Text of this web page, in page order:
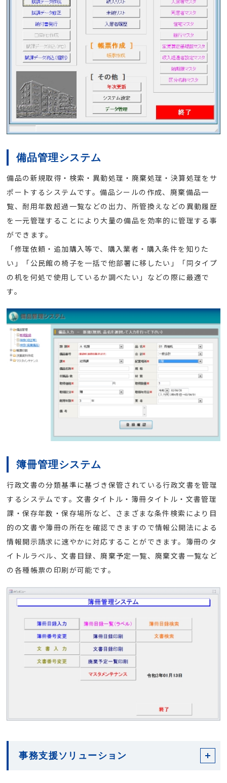
備品管理システム
備品の新規取得・検索・異動処理・廃棄処理・決算処理をサ
ポートするシステムです。備品シールの作成、廃棄備品一
覧、耐用年数超過一覧などの出力、所管換えなどの異動履歴
を一元管理することにより大量の備品を効率的に管理する事
ができます。
「修理依頼・追加購入等で、購入業者・購入条件を知りた
い」「公民館の椅子を一括で他部署に移したい」「同タイプ
の机を何処で使用しているか調べたい」などの際に最適で
す。
簿冊管理システム
行政文書の分類基準に基づき保管されている行政文書を管理
するシステムです。文書タイトル・簿冊タイトル・文書管理
課・保存年数・保存場所など、さまざまな条件検索により目
的の文書や簿冊の所在を確認できますので情報公開法による
情報開示請求に速やかに対応することができます。簿冊のタ
イトルラベル、文書目録、廃棄予定一覧、廃棄文書一覧など
の各種帳票の印刷が可能です。
事務支援ソリューション